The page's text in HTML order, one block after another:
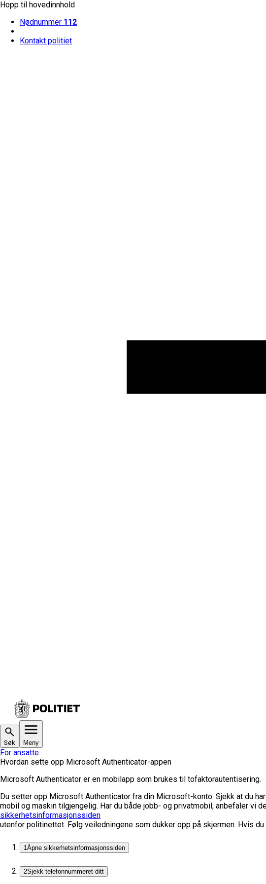
Hopp til hovedinnhold
Nødnummer 112
Kontakt politiet
Søk Meny
For ansatte
Hvordan sette opp Microsoft Authenticator-appen
Microsoft Authenticator er en mobilapp som brukes til tofaktorautentisering.
Du setter opp Microsoft Authenticator fra din Microsoft-konto. Sjekk at du
mobil og maskin tilgjengelig. Har du både jobb- og privatmobil, anbefaler vi
sikkerhetsinformasjonssiden
utenfor politinettet. Følg veiledningene som dukker opp på skjermen. Hvis
1 Åpne sikkerhetsinformasjonssiden
2Sjekk telefonnummeret ditt